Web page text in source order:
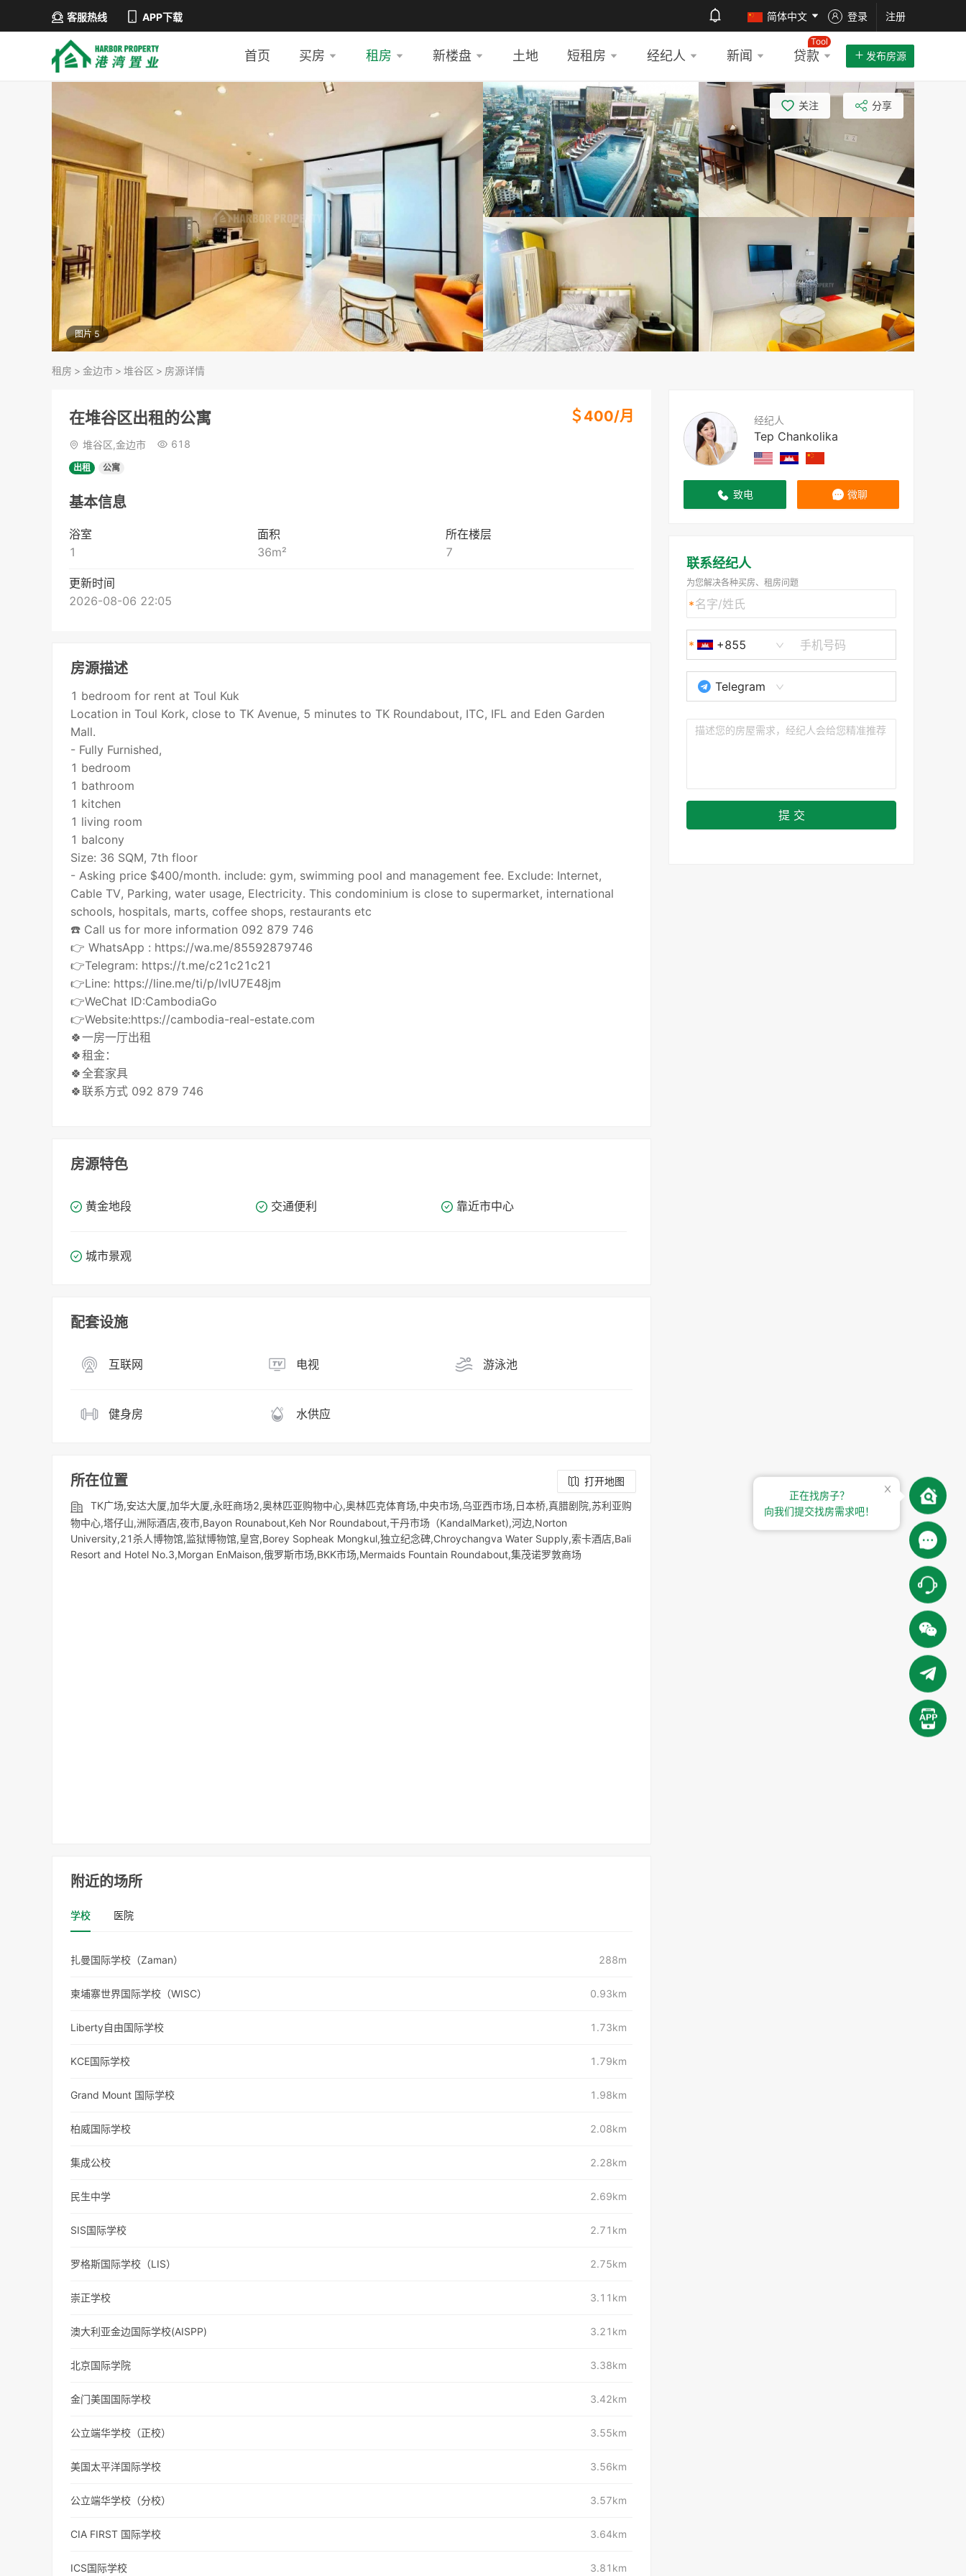
客服热线 APP下载 简体中文 登录 注册
首页 买房 租房 新楼盘 土地 短租房 经纪人 新闻 贷款
Tool
发布房源
图片 5
关注 分享
租房 > 金边市 > 堆谷区 > 房源详情
经纪人
Tep Chankolika
致电 微聊
联系经纪人
为您解决各种买房、租房问题
+855
Telegram
提 交
在堆谷区出租的公寓 ＄ 400/月
堆谷区,金边市 618
出租 公寓
基本信息
浴室
1
面积
36m²
所在楼层
7
更新时间
2026-08-06 22:05
房源描述
1 bedroom for rent at Toul Kuk
Location in Toul Kork, close to TK Avenue, 5 minutes to TK Roundabout, ITC, IFL and Eden Garden
Mall.
- Fully Furnished,
1 bedroom
1 bathroom
1 kitchen
1 living room
1 balcony
Size: 36 SQM, 7th floor
- Asking price $400/month. include: gym, swimming pool and management fee. Exclude: Internet,
Cable TV, Parking, water usage, Electricity. This condominium is close to supermarket, international
schools, hospitals, marts, coffee shops, restaurants etc
☎️ Call us for more information 092 879 746
👉 WhatsApp : https://wa.me/85592879746
👉Telegram: https://t.me/c21c21c21
👉Line: https://line.me/ti/p/IvIU7E48jm
👉WeChat ID:CambodiaGo
👉Website:https://cambodia-real-estate.com
🍀一房一厅出租
🍀租金：
🍀全套家具
🍀联系方式 092 879 746
房源特色
黄金地段 交通便利 靠近市中心
城市景观
配套设施
互联网 电视 游泳池
健身房 水供应
所在位置
打开地图
TK广场,安达大厦,加华大厦,永旺商场2,奥林匹亚购物中心,奥林匹克体育场,中央市场,乌亚西市场,日本桥,真腊剧院,苏利亚购
物中心,塔仔山,洲际酒店,夜市,Bayon Rounabout,Keh Nor Roundabout,干丹市场（KandalMarket),河边,Norton
University,21杀人博物馆,监狱博物馆,皇宫,Borey Sopheak Mongkul,独立纪念碑,Chroychangva Water Supply,索卡酒店,Bali
Resort and Hotel No.3,Morgan EnMaison,俄罗斯市场,BKK市场,Mermaids Fountain Roundabout,集茂诺罗敦商场
附近的场所
学校 医院
扎曼国际学校（Zaman） 288m
柬埔寨世界国际学校（WISC） 0.93km
Liberty自由国际学校 1.73km
KCE国际学校 1.79km
Grand Mount 国际学校 1.98km
柏威国际学校 2.08km
集成公校 2.28km
民生中学 2.69km
SIS国际学校 2.71km
罗格斯国际学校（LIS） 2.75km
崇正学校 3.11km
澳大利亚金边国际学校(AISPP) 3.21km
北京国际学院 3.38km
金门美国国际学校 3.42km
公立端华学校（正校） 3.55km
美国太平洋国际学校 3.56km
公立端华学校（分校） 3.57km
CIA FIRST 国际学校 3.64km
ICS国际学校 3.81km
正在找房子？
向我们提交找房需求吧！